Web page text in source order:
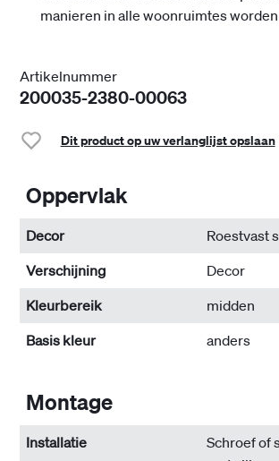
manieren in alle woonruimtes
Artikelnummer
200035-2380-00063
Dit product op uw verlanglijst opslaan
Oppervlak
Decor
Roestvast
Verschijning
Decor
Kleurbereik
midden
Basis kleur
anders
Montage
Installatie
Schroef of